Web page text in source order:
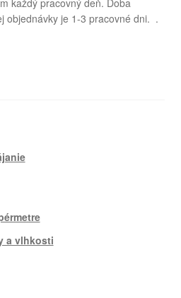
objednávky je 1-3 pracovné dni. .
a vlhkosti